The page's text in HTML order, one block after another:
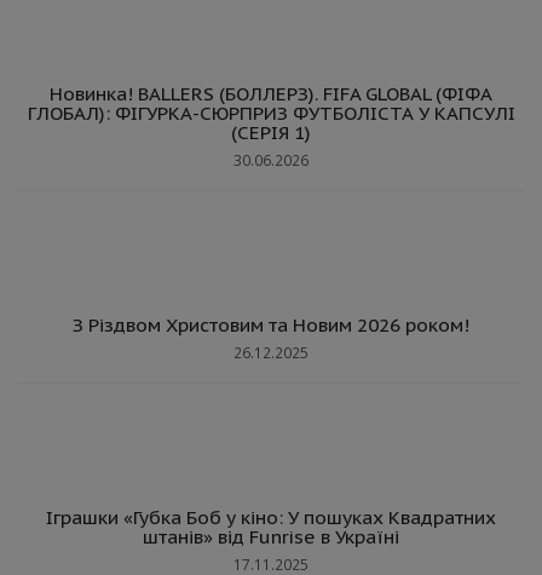
Новинка! BALLERS (БОЛЛЕРЗ). FIFA GLOBAL (ФІФА
ГЛОБАЛ): ФІГУРКА-СЮРПРИЗ ФУТБОЛІСТА У КАПСУЛІ
(СЕРІЯ 1)
30.06.2026
З Різдвом Христовим та Новим 2026 роком!
26.12.2025
Іграшки «Губка Боб у кіно: У пошуках Квадратних
штанів» від Funrise в Україні
17.11.2025